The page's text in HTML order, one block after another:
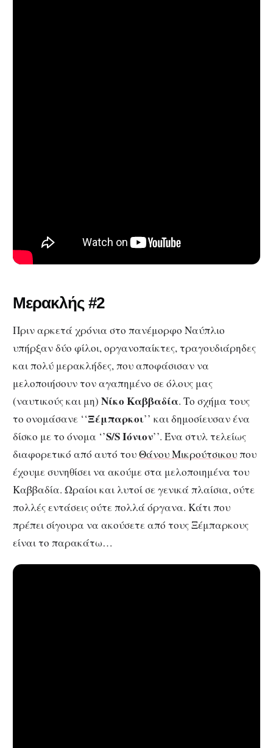
Μερακλής #2
Πριν αρκετά χρόνια στο πανέμορφο Ναύπλιο
υπήρξαν δύο φίλοι, οργανοπαίκτες, τραγουδιάρηδες
και πολύ μερακλήδες, που αποφάσισαν να
μελοποιήσουν τον αγαπημένο σε όλους μας
(ναυτικούς και μη) Νίκο Καββαδία. Το σχήμα τους
το ονομάσανε ‘‘Ξέμπαρκοι’’ και δημοσίευσαν ένα
δίσκο με το όνομα ‘’S/S Ιόνιον’’. Ένα στυλ τελείως
διαφορετικό από αυτό τουΘάνου Μικρούτσικουπου
έχουμε συνηθίσει να ακούμε στα μελοποιημένα του
Καββαδία. Ωραίοι και λυτοί σε γενικά πλαίσια, ούτε
πολλές εντάσεις ούτε πολλά όργανα. Κάτι που
πρέπει σίγουρα να ακούσετε από τους Ξέμπαρκους
είναι το παρακάτω…